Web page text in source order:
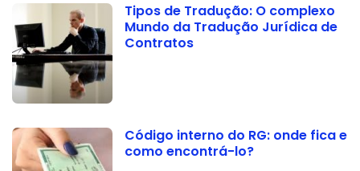
Tipos de Tradução: O complexo
Mundo da Tradução Jurídica de
Contratos
Código interno do RG: onde fica e
como encontrá-lo?